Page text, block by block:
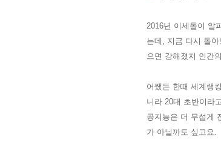
2016년 이세돌이 알
는데 , 지금 다시 돌
으면 강해졌지 인간
어쨌든 한때 세계랭킹
니라 20대 초반이라
공지능은 더 무섭게
가 아닐까도 싶고요.